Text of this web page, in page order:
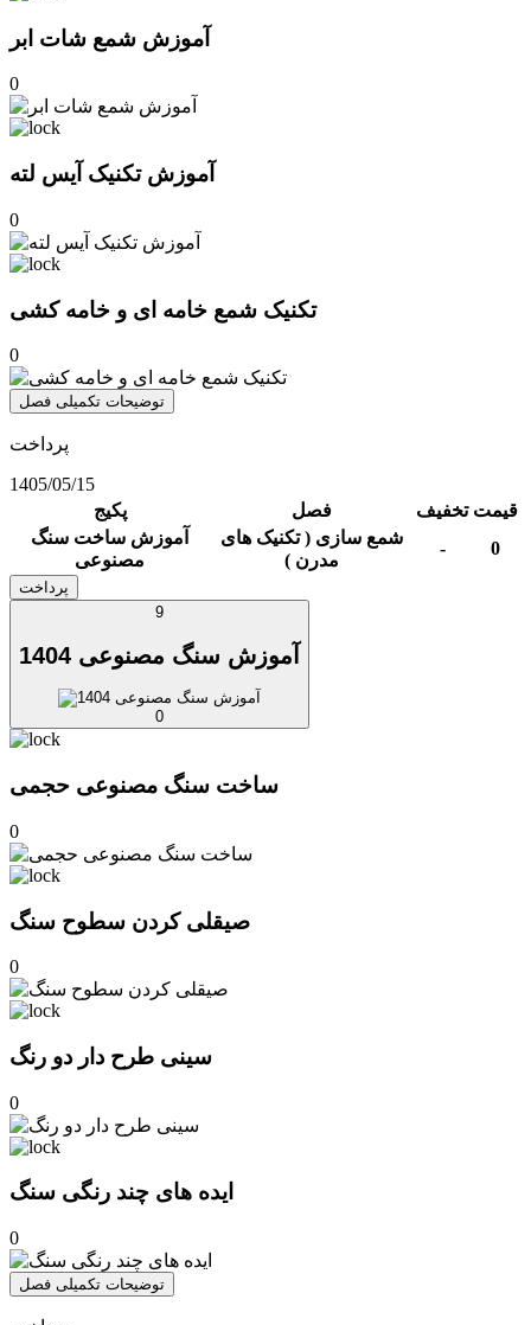
آموزش شمع شات ابر
0
آموزش تکنیک آیس لته
0
تکنیک شمع خامه ای و خامه کشی
0
توضیحات تکمیلی فصل
پرداخت
1405/05/15
پکیج
فصل تخفیف قیمت
آموزش ساخت سنگ
مصنوعی
شمع سازی ( تکنیک های
مدرن )
- 0
پرداخت
9
آموزش سنگ مصنوعی 1404
0
ساخت سنگ مصنوعی حجمی
0
صیقلی کردن سطوح سنگ
0
سینی طرح دار دو رنگ
0
ایده های چند رنگی سنگ
0
توضیحات تکمیلی فصل